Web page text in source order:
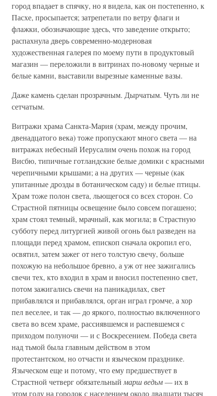
город впадает в спячку, но я видела, как он постепенно, к
Пасхе, просыпается; затрепетали по ветру флаги и
флажки, обозначающие здесь, что заведение открыто;
распахнула дверь современно-модерновая
художественная галерея по моему пути в продуктовый
магазин — переложили в витринах по-новому черные и
белые камни, выставили вырезные каменные вазы.
Даже камень сделан прозрачным. Дырчатым. Чуть ли не
сетчатым.
Витражи храма Санкта-Мария (храм, между прочим,
двенадцатого века) тоже пропускают много света — на
витражах небесный Иерусалим очень похож на город
Висбю, типичные готландские белые домики с красными
черепичными крышами; а на других — черные (как
упитанные дрозды в ботаническом саду) и белые птицы.
Храм тоже полон света, льющегося со всех сторон. Со
Страстной пятницы освещение было совсем погашено;
храм стоял темный, мрачный, как могила; в Страстную
субботу перед литургией живой огонь был разведен на
площади перед храмом, епископ сначала окропил его,
освятил, затем зажег от него толстую свечу, больше
похожую на небольшое бревно, а уж от нее зажигались
свечи тех, кто входил в храм и вносил постепенно свет,
потом зажигались свечи на паникадилах, свет
прибавлялся и прибавлялся, орган играл громче, а хор
пел веселее, и так — до яркого, полностью включенного
света во всем храме, рассиявшемся и распевшемся с
приходом полуночи — и с Воскресением. Победа света
над тьмой была главным действом в этом
протестантском, но отчасти и языческом празднике.
Языческом еще и потому, что ему предшествует в
Страстной четверг обязательный марш ведьм— их в
этом году на городок с населением около двадцати тысяч